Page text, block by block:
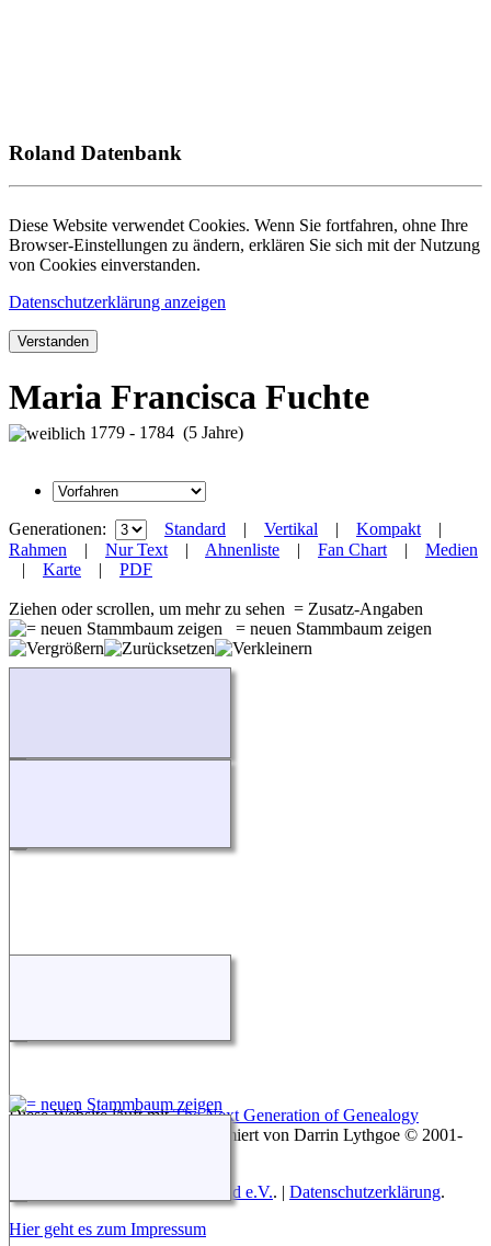
Roland Datenbank
Diese Website verwendet Cookies. Wenn Sie fortfahren, ohne Ihre
Browser-Einstellungen zu ändern, erklären Sie sich mit der Nutzung
von Cookies einverstanden.
Datenschutzerklärung anzeigen
Verstanden
Maria Francisca Fuchte
1779 - 1784 (5 Jahre)
Generationen: Standard | Vertikal | Kompakt |
Rahmen | Nur Text | Ahnenliste | Fan Chart | Medien
| Karte | PDF
Ziehen oder scrollen, um mehr zu sehen = Zusatz-Angaben
= neuen Stammbaum zeigen
Diese Website läuft mitThe Next Generation of Genealogy
v. 15.0.3, programmiert von Darrin Lythgoe © 2001-
Roland zu Dortmund e.V.. | Datenschutzerklärung.
Hier geht es zum Impressum